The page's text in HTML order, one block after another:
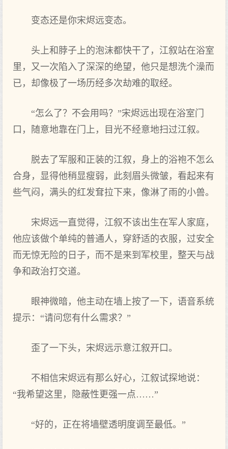
变态还是你宋烬远变态。
头上和脖子上的泡沫都快干了，江叙站在浴室
里，又一次陷入了深深的绝望，他只是想洗个澡而
已，却像极了一场历经多次劫难的取经。
“怎么了？不会用吗？”宋烬远出现在浴室门
口，随意地靠在门上，目光不经意地扫过江叙。
脱去了军服和正装的江叙，身上的浴袍不怎么
合身，显得他稍显瘦弱，此刻眉头微皱，看起来有
些气闷，满头的红发耷拉下来，像淋了雨的小兽。
宋烬远一直觉得，江叙不该出生在军人家庭，
他应该做个单纯的普通人，穿舒适的衣服，过安全
而无惊无险的日子，而不是来到军校里，整天与战
争和政治打交道。
眼神微暗，他主动在墙上按了一下，语音系统
提示：“请问您有什么需求？”
歪了一下头，宋烬远示意江叙开口。
不相信宋烬远有那么好心，江叙试探地说：
“我希望这里，隐蔽性更强一点……”
“好的，正在将墙壁透明度调至最低。”